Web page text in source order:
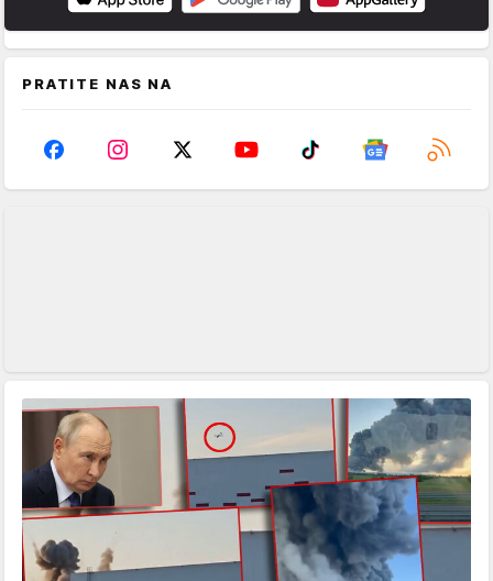
PRATITE NAS NA